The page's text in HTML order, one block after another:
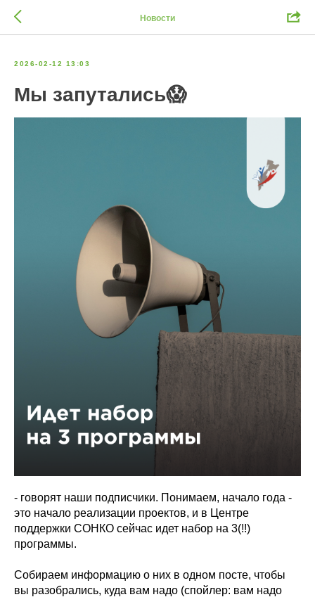
Новости
2026-02-12 13:03
Мы запутались😱
- говорят наши подписчики. Понимаем, начало года -
это начало реализации проектов, и в Центре
поддержки СОНКО сейчас идет набор на 3(!!)
программы.
Собираем информацию о них в одном посте, чтобы
вы разобрались, куда вам надо (спойлер: вам надо